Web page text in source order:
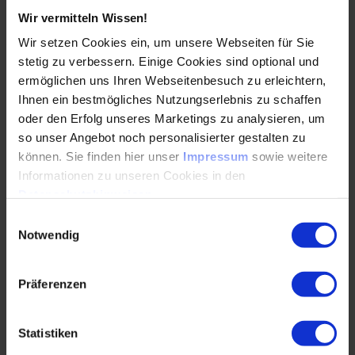
Wir vermitteln Wissen!
Wir setzen Cookies ein, um unsere Webseiten für Sie
stetig zu verbessern. Einige Cookies sind optional und
ermöglichen uns Ihren Webseitenbesuch zu erleichtern,
Ihnen ein bestmögliches Nutzungserlebnis zu schaffen
oder den Erfolg unseres Marketings zu analysieren, um
so unser Angebot noch personalisierter gestalten zu
können. Sie finden hier unser Impressum sowie weitere
Informationen zu unseren Cookies in den
Notwendig
Präferenzen
Statistiken
Umweltziele vorgeben, damit Forschung und Entwicklung,
Aufbau der Fertigungskapazitäten und Validierung ebenfalls
konkrete Meilensteinpläne zulassen. Zwischen den
Forderungen einer Miriam Dalli, Malta, oder dem EU-
Parlament, die CO2-Emissionen für Pkw bis 2030 um 35
Prozent zu senken, mit dem eklatanten Mangel an
sinnvollen CO2-Minderungsanrechnungen – wie bereits
angeführt – und der viel zu geringen Bereitstellung
„grüner“ Energie, bestehen unlösbare physikalische und
ökonomische Widersprüche. Die Politik glaubt
offensichtlich, gegen die Physik verstoßen zu können.
-Debatte nicht in der
allgemeinen Öffentlichkeit viel zu sehr vom Thema CO2
ab? Und falls ja, wie kann die Fachwelt damit umgehen
Häufig werden auch die Medien für die Verzerrung der